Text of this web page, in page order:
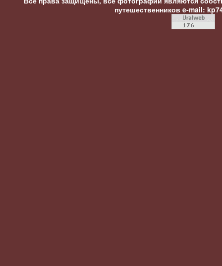
путешественников e-mail: